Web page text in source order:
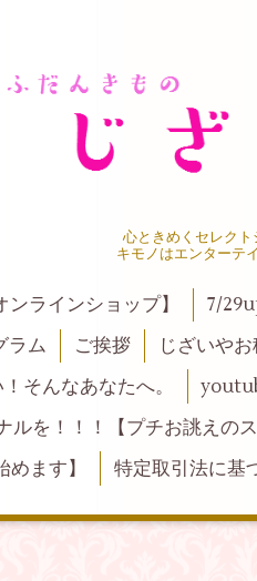
心ときめくセレクト
キモノはエンターテ
ラインショップ】 7/
ラム
ご挨拶 じざいや
そんなあなたへ。
ルを！！！【プチお誂えのス
ます】
特定取引法に基